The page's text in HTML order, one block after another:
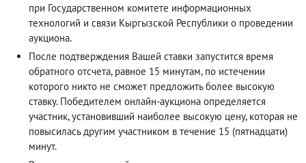
при Государственном комитете информационных
технологий и связи Кыргызской Республики о проведении
аукциона.
После подтверждения Вашей ставки запустится время
обратного отсчета, равное 15 минутам, по истечении
которого никто не сможет предложить более высокую
ставку. Победителем онлайн-аукциона определяется
участник, установивший наиболее высокую цену, которая не
повысилась другим участником в течение 15 (пятнадцати)
минут.